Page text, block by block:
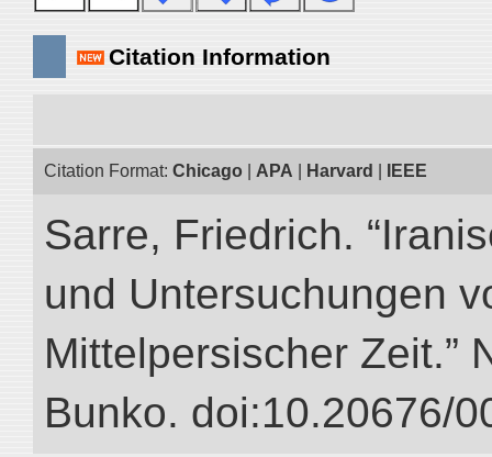
Citation Information
Citation Format: Chicago APA Harvard IEEE
Sarre, Friedrich.
und Untersuchungen
Mittelpersischer Zeit.”
Bunko. doi:10.20676/